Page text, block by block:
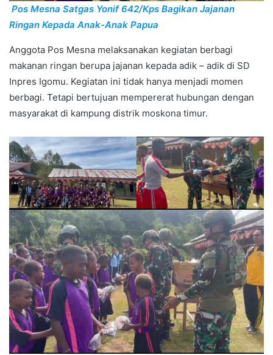
Pos Mesna Satgas Yonif 642/Kps Bagikan Jajanan
Ringan Kepada Anak-Anak Papua
Anggota Pos Mesna melaksanakan kegiatan berbagi
makanan ringan berupa jajanan kepada adik – adik di SD
Inpres Igomu. Kegiatan ini tidak hanya menjadi momen
berbagi. Tetapi bertujuan mempererat hubungan dengan
masyarakat di kampung distrik moskona timur.